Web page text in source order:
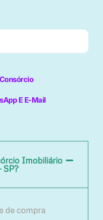
E E-Mail
Imobiliário
SP?
de compra